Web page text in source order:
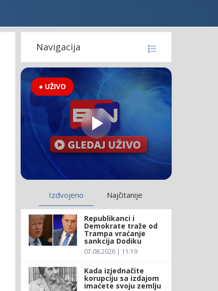
Navigacija
● UŽIVO
Izdvojeno Najčitanije
Republikanci i
Demokrate traže od
Trampa vraćanje
sankcija Dodiku
07.08.2026 | 11:19
Kada izjednačite
korupciju sa izdajom
imaćete svoju zemlju